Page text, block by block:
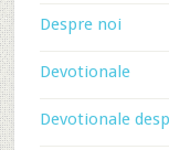
Despre noi
Devotionale
Devotionale